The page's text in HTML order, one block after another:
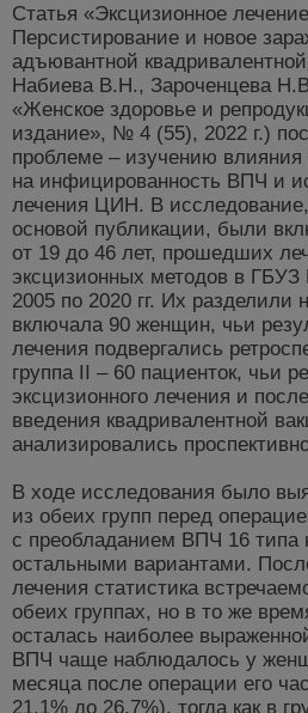
Статья «Эксцизионное
Персистирование и новое
адъювантной
Набиева В.Н., Зароченцева
«Женское здоровье и
издание», № 4 (55), 2022 г.)
проблеме – изучению
на инфицированность ВПЧ и
лечения ЦИН. В исследование,
основой публикации, были
от 19 до 46 лет, прошедших
эксцизионных методов в
2005 по 2020 гг. Их разделили
включала 90 женщин, чьи
лечения подвергались
группа II – 60 пациенток, чьи
эксцизионного лечения и
введения квадривалентной
анализировались
В ходе исследования было
из обеих групп перед
с преобладанием ВПЧ 16 типа
остальными вариантами.
лечения статистика
обеих группах, но в то же
осталась наиболее
ВПЧ чаще наблюдалось у
месяца после операции его
21,1% до 26,7%), тогда как в